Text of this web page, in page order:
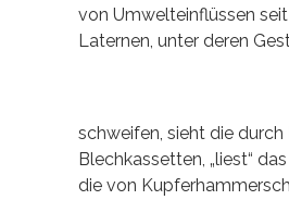
von Umwelteinflüssen
Laternen, unter deren
schweifen, sieht die
Blechkassetten, „liest“
die von